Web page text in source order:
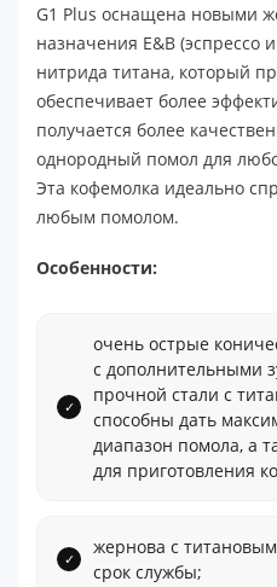
G1 Plus оснащена новыми
назначения E&B (эспрессо
нитрида титана, который
обеспечивает более
получается более
однородный помол для
Эта кофемолка идеально
любым помолом.
Особенности:
очень острые
с дополнительными
прочной стали с
способны дать
диапазон помола, а
для приготовления
жернова с
срок службы;